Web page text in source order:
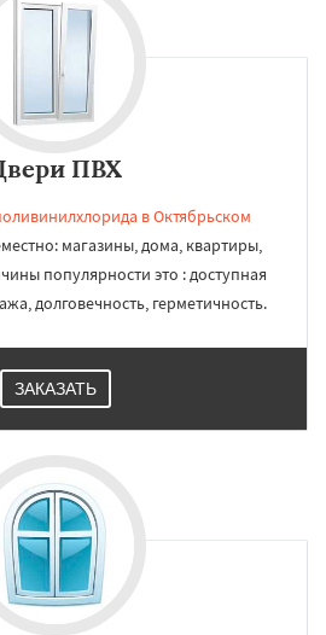
ПВХ
в Октябрьском
магазины, дома, квартиры,
популярности это : доступная
долговечность, герметичность.
ЗАКАЗАТЬ